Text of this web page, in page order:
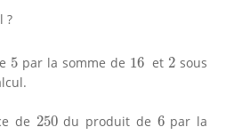
?
5
5 par la somme de 16
16 et 2
2 sous
de 250
250du produit de 6
6par la